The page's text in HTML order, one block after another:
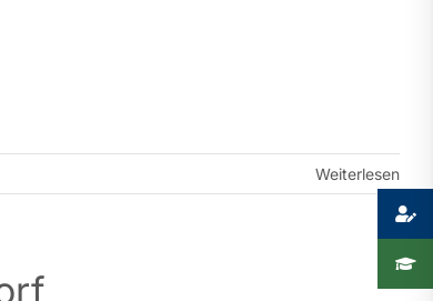
Weiterlesen